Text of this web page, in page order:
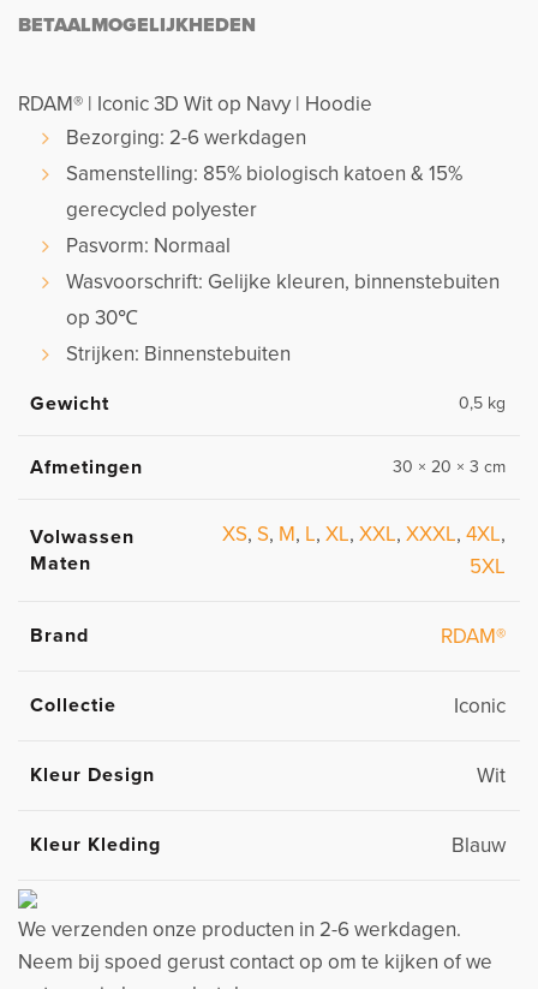
BETAALMOGELIJKHEDEN
RDAM® | Iconic 3D Wit op Navy | Hoodie
Bezorging: 2-6 werkdagen
Samenstelling: 85% biologisch katoen & 15%
gerecycled polyester
Pasvorm: Normaal
Wasvoorschrift: Gelijke kleuren, binnenstebuiten
op 30℃
Strijken: Binnenstebuiten
Gewicht 0,5 kg
Afmetingen 30 × 20 × 3 cm
Volwassen
Maten
XS, S, M, L, XL, XXL, XXXL, 4XL,
5XL
Brand RDAM®
Collectie Iconic
Kleur Design Wit
Kleur Kleding Blauw
We verzenden onze producten in 2-6 werkdagen.
Neem bij spoed gerust contact op om te kijken of we